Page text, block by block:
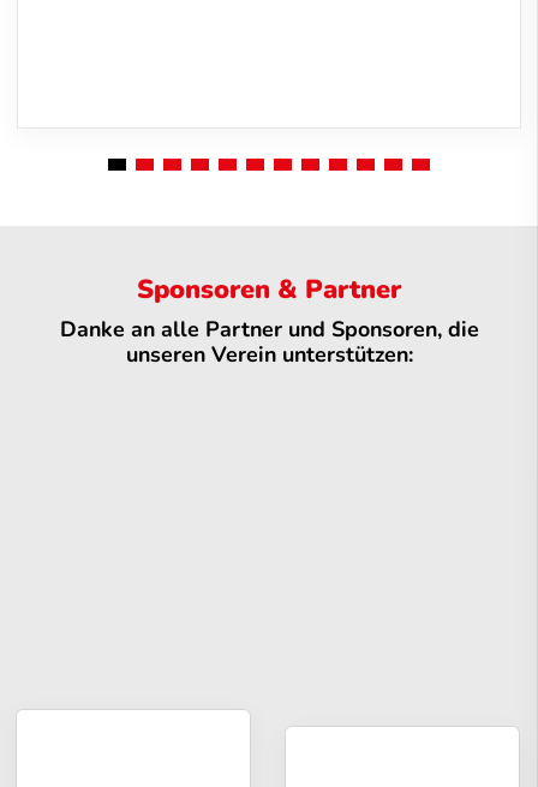
Sponsoren & Partner
Danke an alle Partner und Sponsoren, die
unseren Verein unterstützen: